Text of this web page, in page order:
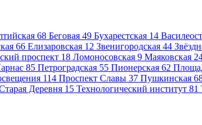
68 Беговая 49 Бухарестская 14
66 Елизаровская 12 Звенигородская 44
проспект 18 Ломоносовская 9 Маяковская
85 Петроградская 55 Пионерская 62
114 Проспект Славы 37 Пушкинская
Деревня 15 Технологический институт 81